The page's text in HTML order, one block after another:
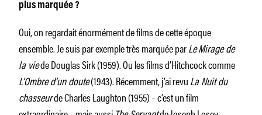
plus marquée ?
Oui, on regardait énormément de films de cette époque
ensemble. Je suis par exemple très marquée parLeMirage de
la viede Douglas Sirk (1959). Ou les films d’Hitchcock comme
L’Ombre d’un doute(1943). Récemment, j’ai revuLa Nuit du
chasseurde Charles Laughton (1955) – c’est un film